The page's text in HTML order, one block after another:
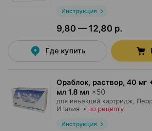
Инструкция
9,80 — 12,80 р.
Где купить
Ораблок, раствор, 40 мг
мл 1.8 мл ×50
для инъекций картридж,
Италия • по рецепту
Инструкция